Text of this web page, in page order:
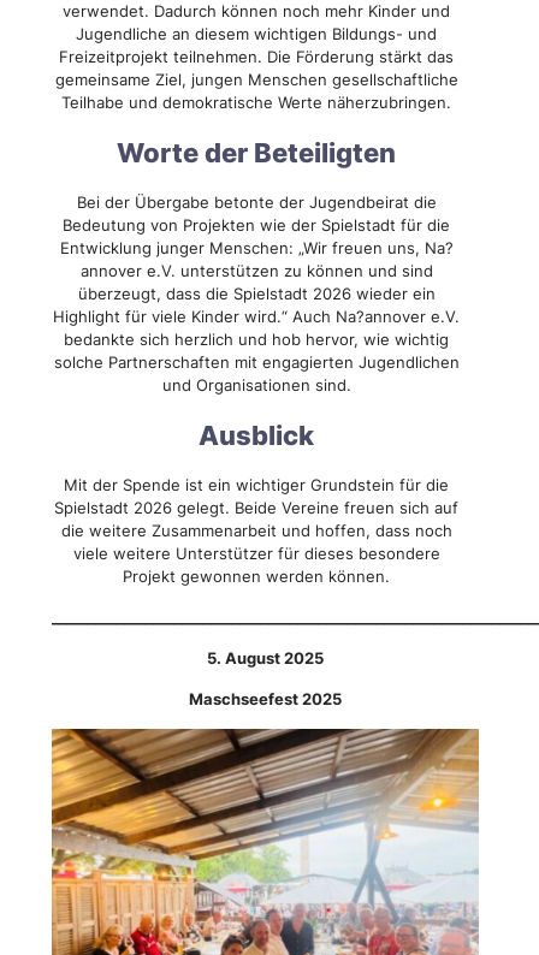
verwendet. Dadurch können noch mehr Kinder und
Jugendliche an diesem wichtigen Bildungs- und
Freizeitprojekt teilnehmen. Die Förderung stärkt das
gemeinsame Ziel, jungen Menschen gesellschaftliche
Teilhabe und demokratische Werte näherzubringen.
Worte der Beteiligten
Bei der Übergabe betonte der Jugendbeirat die
Bedeutung von Projekten wie der Spielstadt für die
Entwicklung junger Menschen: „Wir freuen uns, Na?
annover e.V. unterstützen zu können und sind
überzeugt, dass die Spielstadt 2026 wieder ein
Highlight für viele Kinder wird.“ Auch Na?annover e.V.
bedankte sich herzlich und hob hervor, wie wichtig
solche Partnerschaften mit engagierten Jugendlichen
und Organisationen sind.
Ausblick
Mit der Spende ist ein wichtiger Grundstein für die
Spielstadt 2026 gelegt. Beide Vereine freuen sich auf
die weitere Zusammenarbeit und hoffen, dass noch
viele weitere Unterstützer für dieses besondere
Projekt gewonnen werden können.
5. August 2025
Maschseefest 2025